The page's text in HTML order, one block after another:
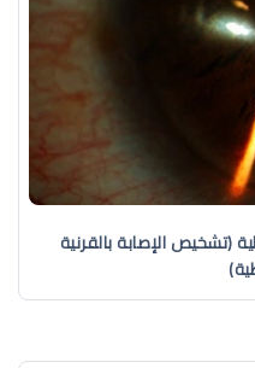
(تشخيص الإصابة بالقرنية